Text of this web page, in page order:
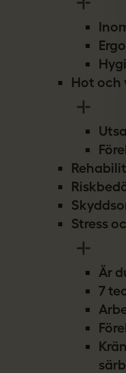
Hot och
Stress
Är
7